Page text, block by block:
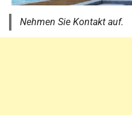
Nehmen Sie Kontakt auf.